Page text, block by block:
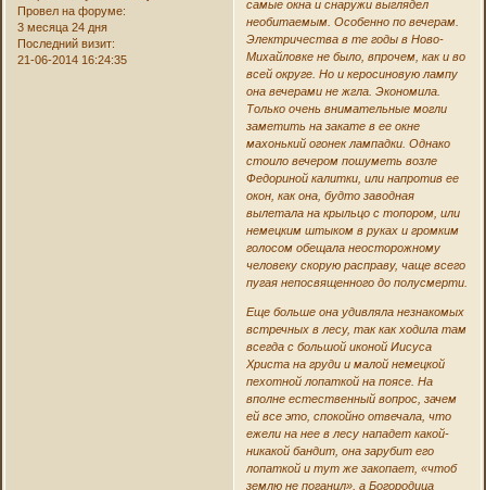
Провел на форуме:
3 месяца 24 дня
Последний визит:
21-06-2014 16:24:35
самые окна и снаружи выглядел
необитаемым. Особенно по вечерам.
Электричества в те годы в Ново-
Михайловке не было, впрочем, как и во
всей округе. Но и керосиновую лампу
она вечерами не жгла. Экономила.
Только очень внимательные могли
заметить на закате в ее окне
махонький огонек лампадки. Однако
стоило вечером пошуметь возле
Федориной калитки, или напротив ее
окон, как она, будто заводная
вылетала на крыльцо с топором, или
немецким штыком в руках и громким
голосом обещала неосторожному
человеку скорую расправу, чаще всего
пугая непосвященного до полусмерти.
Еще больше она удивляла незнакомых
встречных в лесу, так как ходила там
всегда с большой иконой Иисуса
Христа на груди и малой немецкой
пехотной лопаткой на поясе. На
вполне естественный вопрос, зачем
ей все это, спокойно отвечала, что
ежели на нее в лесу нападет какой-
никакой бандит, она зарубит его
лопаткой и тут же закопает, «чтоб
землю не поганил», а Богородица